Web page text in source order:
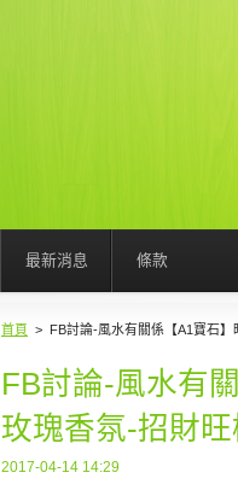
首頁 > FB討論-風水有關係【A1寶石
FB討論-風水有
玫瑰香氛-招財
2017-04-14 14:29
最新消息 條款